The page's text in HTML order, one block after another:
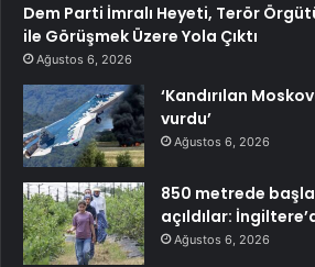
Dem Parti İmralı Heyeti, Terör
ile Görüşmek Üzere Yola Çıktı
Ağustos 6, 2026
‘Kandırılan
vurdu’
Ağustos 6, 2026
850 metrede
açıldılar:
Ağustos 6, 2026